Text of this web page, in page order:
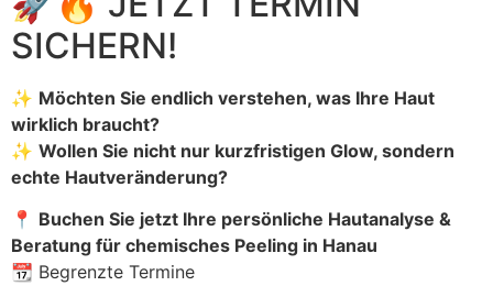
SICHERN!
✨ Möchten Sie endlich verstehen, was Ihre Haut
wirklich braucht?
✨ Wollen Sie nicht nur kurzfristigen Glow, sondern
echte Hautveränderung?
📍 Buchen Sie jetzt Ihre persönliche Hautanalyse &
Beratung für chemisches Peeling in Hanau
📆 Begrenzte Termine